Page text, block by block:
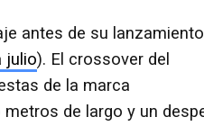
antes de su
julio). El crossover del
de la marca
de largo y un